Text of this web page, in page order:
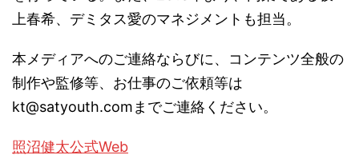
上春希、デミタス愛のマネジメントも担当。
本メディアへのご連絡ならびに、コンテンツ全般の
制作や監修等、お仕事のご依頼等は
kt@satyouth.comまでご連絡ください。
照沼健太公式Web